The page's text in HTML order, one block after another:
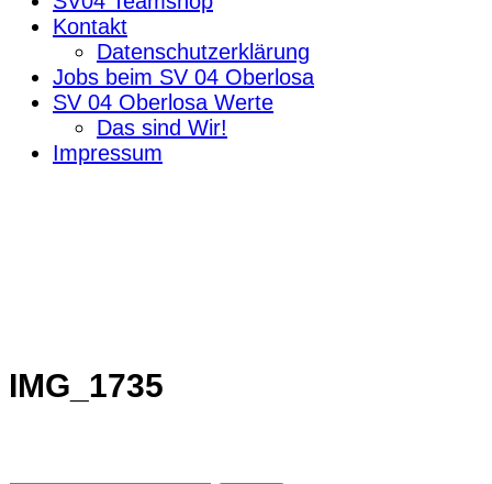
Kontakt
Datenschutzerklärung
Jobs beim SV 04 Oberlosa
SV 04 Oberlosa Werte
Das sind Wir!
Impressum
IMG_1735